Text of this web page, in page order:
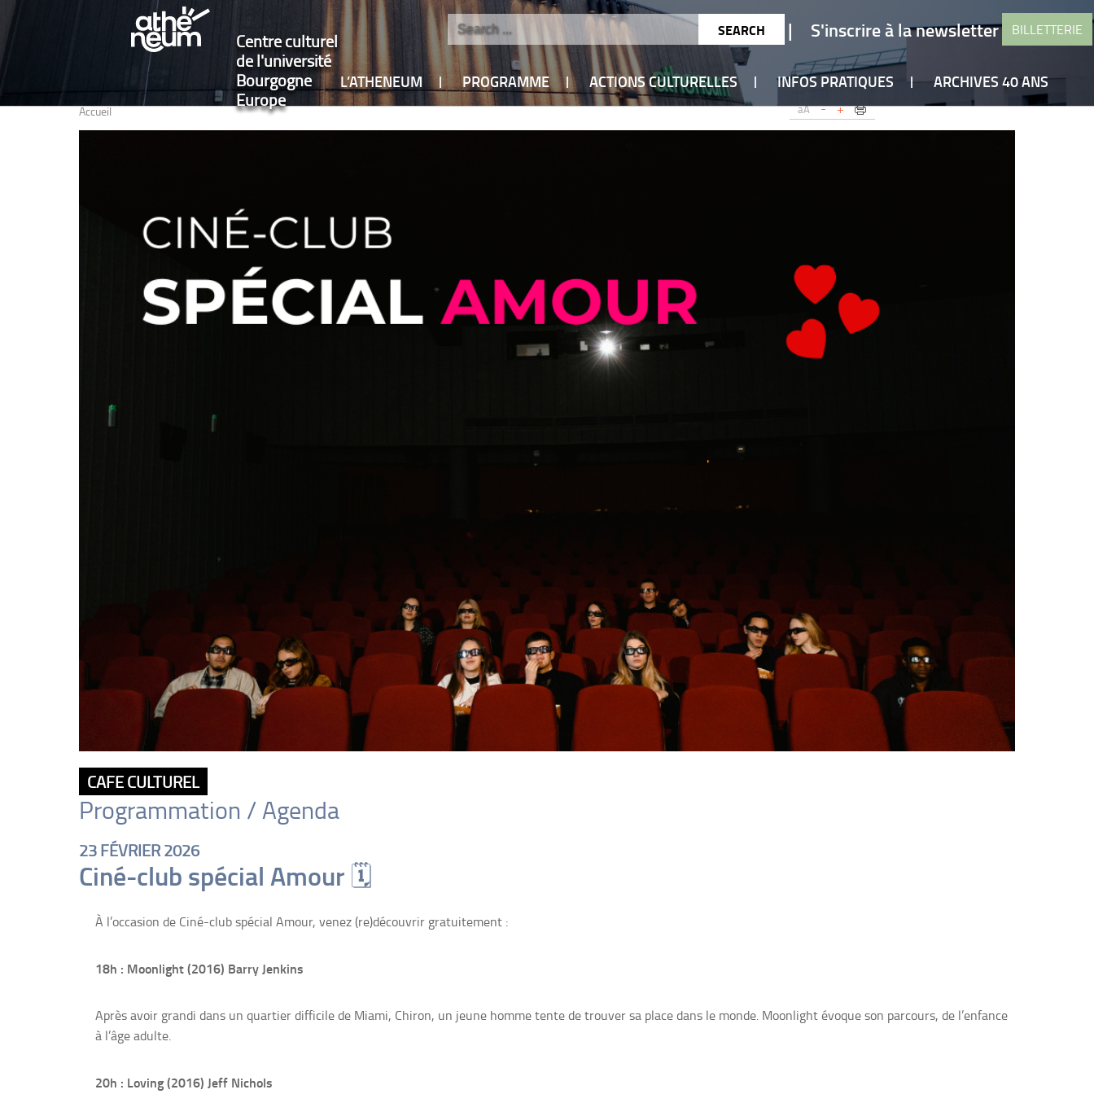
| S'inscrire à la newsletter BILLETTERIE
Centre culturel
de l'université
Bourgogne
Europe
L’ATHENEUM PROGRAMME ACTIONS CULTURELLES INFOS PRATIQUES ARCHIVES 40 ANS
Accueil aA - +
CAFE CULTUREL
Programmation / Agenda
23 FÉVRIER 2026
Ciné-club spécial Amour 🗓
À l’occasion de Ciné-club spécial Amour, venez (re)découvrir gratuitement :
18h : Moonlight (2016) Barry Jenkins
Après avoir grandi dans un quartier difficile de Miami, Chiron, un jeune homme tente de trouver sa place dans le monde. Moonlight évoque son parcours, de l’enfance
à l’âge adulte.
20h : Loving (2016) Jeff Nichols